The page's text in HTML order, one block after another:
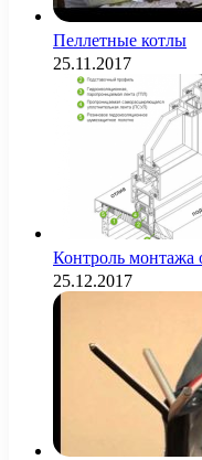
Пеллетные котлы
25.11.2017
Контроль монтажа
25.12.2017